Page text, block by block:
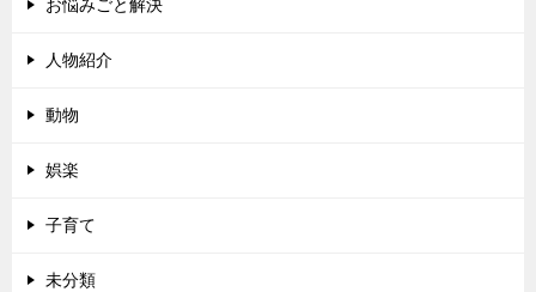
お悩みごと解決
人物紹介
動物
娯楽
子育て
未分類